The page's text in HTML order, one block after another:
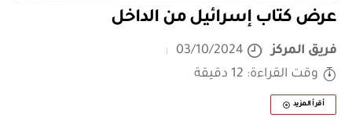
عرض كتاب إسرائيل من الداخل
فريق المركز
03/10/2024
وقت القراءة: 12 دقيقة
أقرأ المزيد